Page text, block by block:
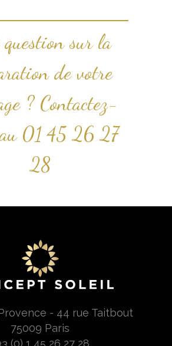
sur la
de votre
? Contactez-
01 45 26 27
28
- 44 rue Taitbout
75009 Paris
(0) 1 45 26 27 28